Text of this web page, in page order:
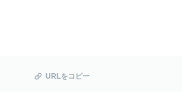
URLをコピー